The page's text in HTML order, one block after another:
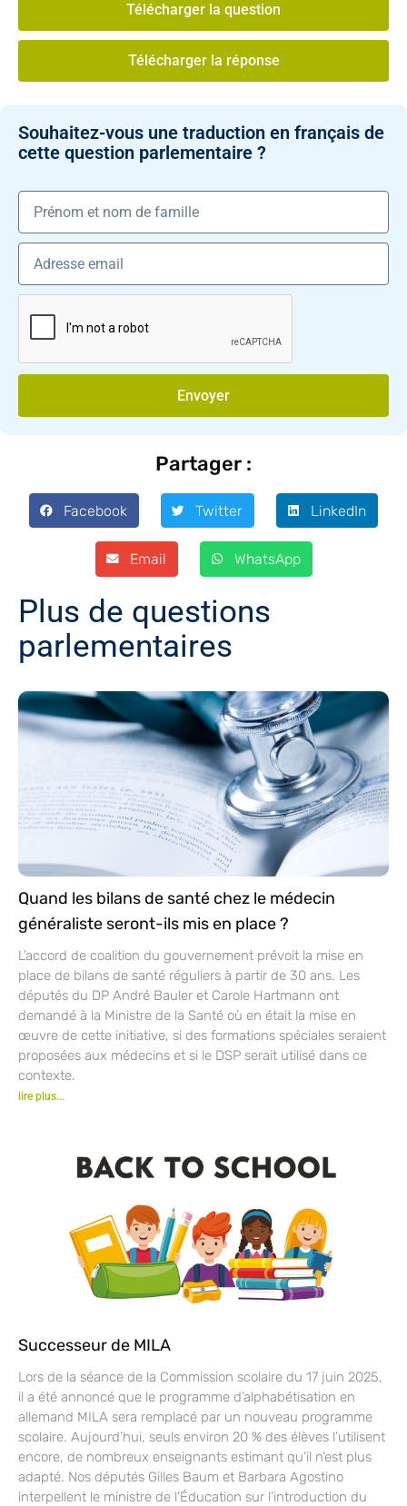
Télécharger la question
Télécharger la réponse
Souhaitez-vous une traduction en français de
cette question parlementaire ?
Envoyer
Partager :
Facebook Twitter LinkedIn
Email WhatsApp
Plus de questions
parlementaires
Quand les bilans de santé chez le médecin
généraliste seront-ils mis en place ?
L’accord de coalition du gouvernement prévoit la mise en
place de bilans de santé réguliers à partir de 30 ans. Les
députés du DP André Bauler et Carole Hartmann ont
demandé à la Ministre de la Santé où en était la mise en
œuvre de cette initiative, si des formations spéciales seraient
proposées aux médecins et si le DSP serait utilisé dans ce
contexte.
lire plus...
Successeur de MILA
Lors de la séance de la Commission scolaire du 17 juin 2025,
il a été annoncé que le programme d’alphabétisation en
allemand MILA sera remplacé par un nouveau programme
scolaire. Aujourd’hui, seuls environ 20 % des élèves l’utilisent
encore, de nombreux enseignants estimant qu’il n’est plus
adapté. Nos députés Gilles Baum et Barbara Agostino
interpellent le ministre de l’Éducation sur l’introduction du